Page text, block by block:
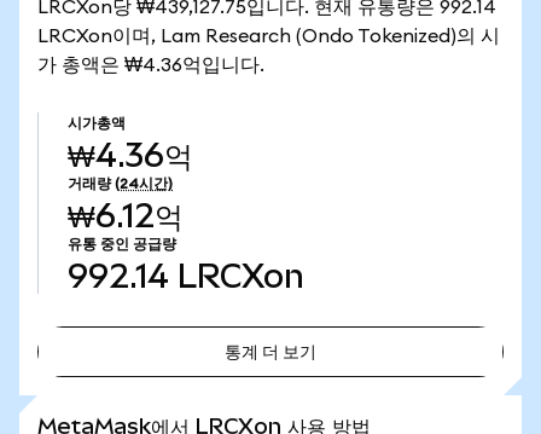
LRCXon당 ₩439,127.75입니다. 현재 유통량은 992.14
LRCXon이며, Lam Research (Ondo Tokenized)의 시
가 총액은 ₩4.36억입니다.
시가총액
₩4.36억
거래량 (24시간)
₩6.12억
유통 중인 공급량
992.14 LRCXon
통계 더 보기
MetaMask에서 LRCXon 사용 방법